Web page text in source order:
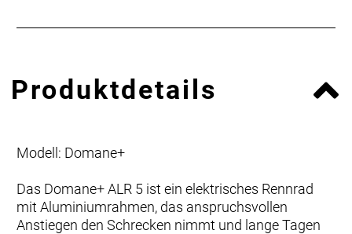
Produktdetails
Modell: Domane+
Das Domane+ ALR 5 ist ein elektrisches Rennrad
mit Aluminiumrahmen, das anspruchsvollen
Anstiegen den Schrecken nimmt und lange Tagen